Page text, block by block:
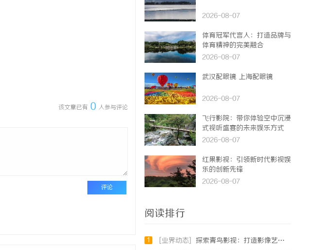
该文章已有 0 人参与评论
评论
2026-08-07
体育冠军代言人：打造品牌与
体育精神的完美融合
2026-08-07
武汉配眼镜 上海配眼镜
2026-08-07
飞行影院：带你体验空中沉浸
式视听盛宴的未来娱乐方式
2026-08-07
红果影视：引领新时代影视娱
乐的创新先锋
2026-08-07
阅读排行
1 [业界动态] 探索青鸟影视：打造影像艺术的全新体验与未来发展